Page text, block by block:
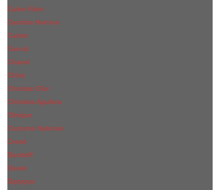
Calvin Klein
Carolina Herrera
Cartier
Cerruti
Сhanеl
Chloe
Christian Dior
Christina Aguilera
Сliniquе
Costume National
Creed
Davidoff
Diesel
Diptyque